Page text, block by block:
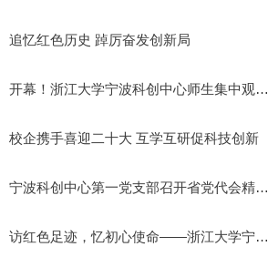
追忆红色历史 踔厉奋发创新局
开幕！浙江大学宁波科创中心师生集中观看二十大开幕盛况
校企携手喜迎二十大 互学互研促科技创新
宁波科创中心第一党支部召开省党代会精神宣讲会
访红色足迹，忆初心使命——浙江大学宁波科创中心第一党支部开展主...